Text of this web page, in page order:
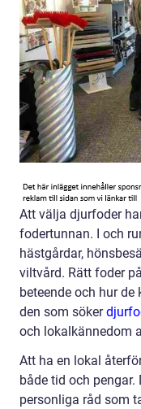
Att välja djurfoder
fodertunnan. I och
hästgårdar,
viltvård. Rätt foder
beteende och hur
den som söker
och lokalkännedom
Att ha en lokal
både tid och
personliga råd som